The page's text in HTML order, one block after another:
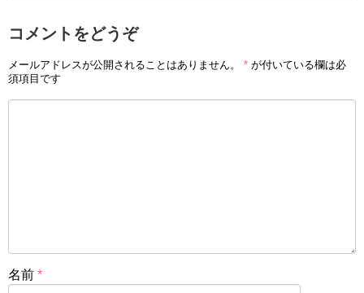
コメントをどうぞ
メールアドレスが公開されることはありません。 * が付いている欄は必
須項目です
名前 *